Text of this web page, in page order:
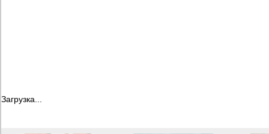
Загрузка...